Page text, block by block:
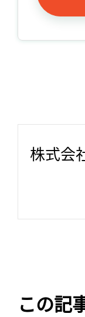
株式会
この記